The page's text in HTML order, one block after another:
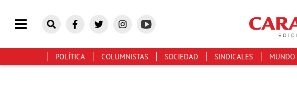
POLÍTICA COLUMNISTAS SOCIEDAD SINDICALES MUNDO